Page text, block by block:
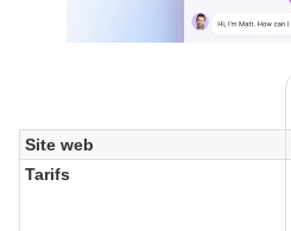
Site web
Tarifs